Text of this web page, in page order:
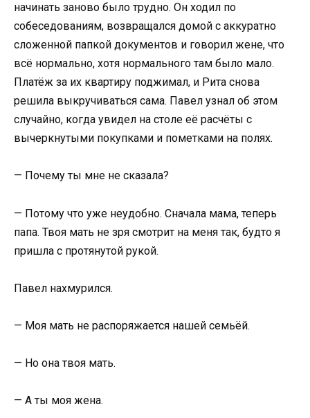
начинать заново было трудно. Он ходил по
собеседованиям, возвращался домой с аккуратно
сложенной папкой документов и говорил жене, что
всё нормально, хотя нормального там было мало.
Платёж за их квартиру поджимал, и Рита снова
решила выкручиваться сама. Павел узнал об этом
случайно, когда увидел на столе её расчёты с
вычеркнутыми покупками и пометками на полях.
— Почему ты мне не сказала?
— Потому что уже неудобно. Сначала мама, теперь
папа. Твоя мать не зря смотрит на меня так, будто я
пришла с протянутой рукой.
Павел нахмурился.
— Моя мать не распоряжается нашей семьёй.
— Но она твоя мать.
— А ты моя жена.